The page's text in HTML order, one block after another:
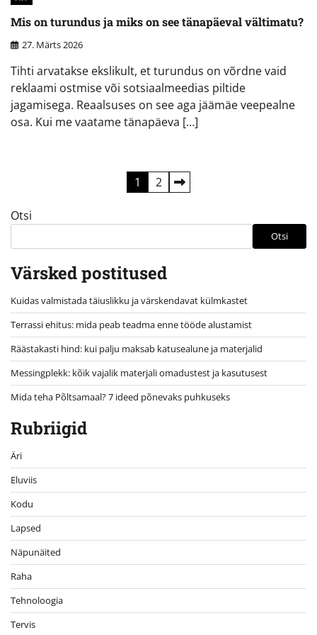
Mis on turundus ja miks on see tänapäeval vältimatu?
27. Märts 2026
Tihti arvatakse ekslikult, et turundus on võrdne vaid
reklaami ostmise või sotsiaalmeedias piltide
jagamisega. Reaalsuses on see aga jäämäe veepealne
osa. Kui me vaatame tänapäeva […]
leheküljendus
1 2
Otsi
Otsi
Värsked postitused
Kuidas valmistada täiuslikku ja värskendavat külmkastet
Terrassi ehitus: mida peab teadma enne tööde alustamist
Räästakasti hind: kui palju maksab katusealune ja materjalid
Messingplekk: kõik vajalik materjali omadustest ja kasutusest
Mida teha Põltsamaal? 7 ideed põnevaks puhkuseks
Rubriigid
Äri
Eluviis
Kodu
Lapsed
Näpunäited
Raha
Tehnoloogia
Tervis